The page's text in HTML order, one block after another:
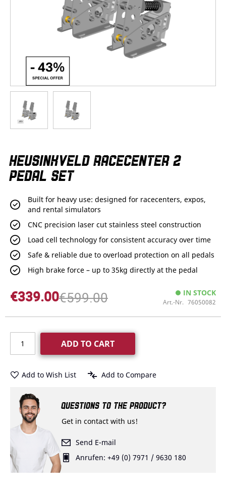
HEUSINKVELD RACECENTER 2
PEDAL SET
Built for heavy use: designed for racecenters, expos,
and rental simulators
CNC precision laser cut stainless steel construction
Load cell technology for consistent accuracy over time
Safe & reliable due to overload protection on all pedals
High brake force – up to 35kg directly at the pedal
€339.00€599.00 IN STOCK
Art.-Nr. 76050082
ADD TO CART
Add to Wish List Add to Compare
to
the
beginning
the
images
gallery
QUESTIONS TO THE PRODUCT?
Get in contact with us!
Send E-mail
Anrufen: +49 (0) 7971 / 9630 180